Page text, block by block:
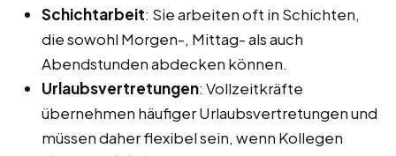
Schichtarbeit: Sie arbeiten oft in Schichten,
die sowohl Morgen-, Mittag- als auch
Abendstunden abdecken können.
Urlaubsvertretungen: Vollzeitkräfte
übernehmen häufiger Urlaubsvertretungen und
müssen daher flexibel sein, wenn Kollegen